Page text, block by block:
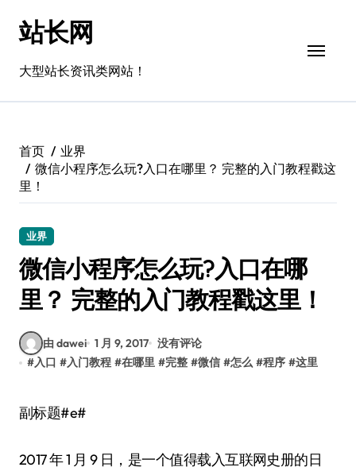
站长网
大型站长资讯类网站！
首页
业界
微信小程序怎么玩?入口在哪里？ 完整的入门教程戳这
里！
业界
微信小程序怎么玩?入口在哪
里？ 完整的入门教程戳这里！
由 dawei 1 月 9, 2017 没有评论
#入口 #入门教程 #在哪里 #完整 #微信 #怎么 #程序 #这里
副标题#e#
2017 年 1 月 9 日，是一个值得载入互联网史册的日